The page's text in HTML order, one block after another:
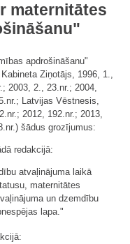
maternitātes
apdrošināšanu"
Ziņotājs, 1996, 1.,
2003, 2., 23.nr.; 2004,
Latvijas Vēstnesis,
2012, 192.nr.; 2013,
šādus grozījumus:
redakcijā:
atvaļinājuma laikā
maternitātes
un dzemdību
lapa."